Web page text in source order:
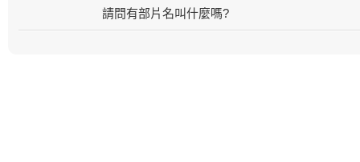
請問有部片名叫什麼嗎?